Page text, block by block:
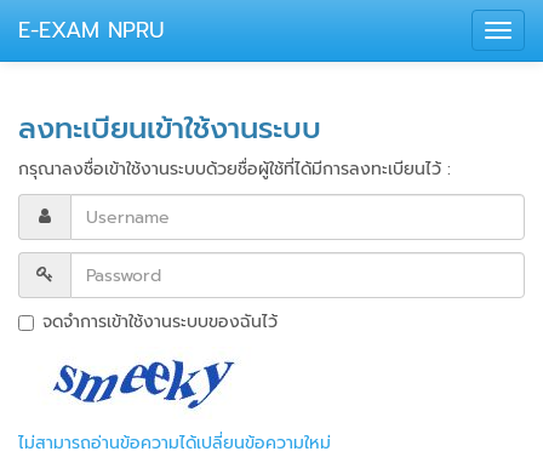
E-EXAM NPRU
ลงทะเบียนเข้าใช้งานระบบ
กรุณาลงชื่อเข้าใช้งานระบบด้วยชื่อผู้ใช้ที่ได้มีการลงทะเบียนไว้ :
จดจำการเข้าใช้งานระบบของฉันไว้
ไม่สามารถอ่านข้อความได้เปลี่ยนข้อความใหม่